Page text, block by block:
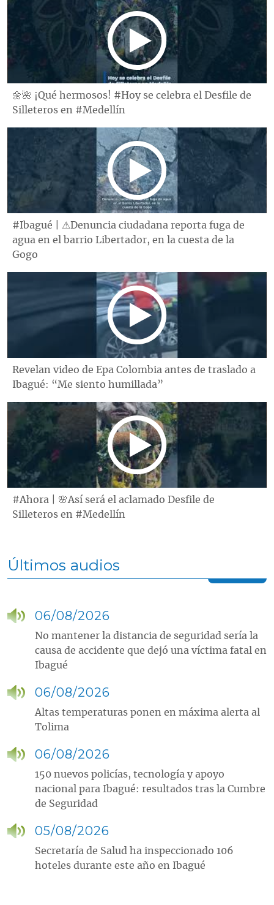
🌼🌺 ¡Qué hermosos! #Hoy se celebra el Desfile de
Silleteros en #Medellín
#Ibagué | ⚠Denuncia ciudadana reporta fuga de
agua en el barrio Libertador, en la cuesta de la
Gogo
Revelan video de Epa Colombia antes de traslado a
Ibagué: “Me siento humillada”
#Ahora | 🌸Así será el aclamado Desfile de
Silleteros en #Medellín
Últimos audios
06/08/2026
No mantener la distancia de seguridad sería la
causa de accidente que dejó una víctima fatal en
Ibagué
06/08/2026
Altas temperaturas ponen en máxima alerta al
Tolima
06/08/2026
150 nuevos policías, tecnología y apoyo
nacional para Ibagué: resultados tras la Cumbre
de Seguridad
05/08/2026
Secretaría de Salud ha inspeccionado 106
hoteles durante este año en Ibagué